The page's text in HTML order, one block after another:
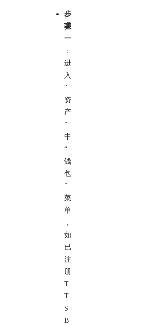
步
骤
一
：
进
入
“
资
产
”
中
“
钱
包
”
菜
单
，
如
已
注
册
T
T
S
B